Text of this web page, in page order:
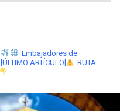
Embajadores de
[ÚLTIMO ARTÍCULO]
RUTA